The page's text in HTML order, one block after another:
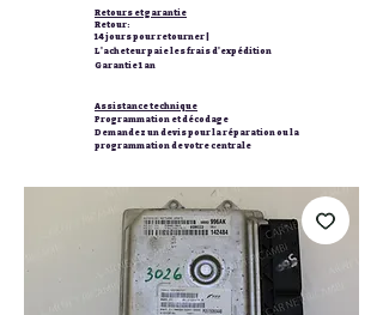
Retours et garantie
Retour:
14 jours pour retourner |
L'acheteur paie les frais d'expédition
Garantie 1 an
Assistance technique
Programmation et décodage
Demandez un devis pour la réparation ou la
programmation de votre centrale